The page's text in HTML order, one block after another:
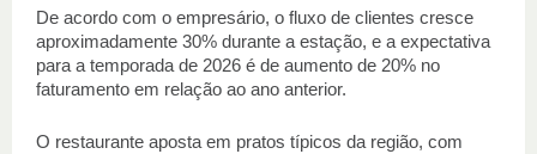
De acordo com o empresário, o fluxo de clientes cresce
aproximadamente 30% durante a estação, e a expectativa
para a temporada de 2026 é de aumento de 20% no
faturamento em relação ao ano anterior.
O restaurante aposta em pratos típicos da região, com